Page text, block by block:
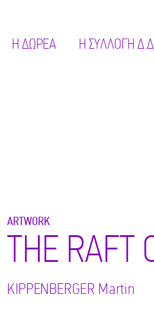
Η ΔΩΡΕΑ Η ΣΥΛΛΟΓΗ
ARTWORK
THE RAFT
KIPPENBERGER Martin